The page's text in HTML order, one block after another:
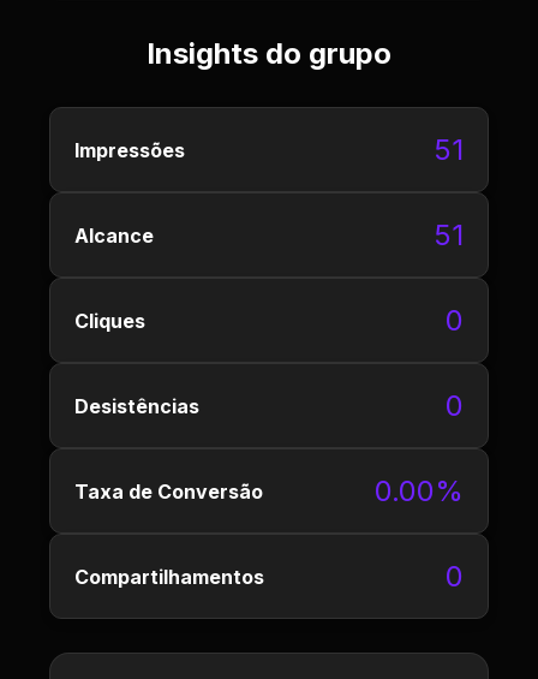
Insights do grupo
Impressões 51
Alcance 51
Cliques 0
Desistências 0
Taxa de Conversão 0.00%
Compartilhamentos 0